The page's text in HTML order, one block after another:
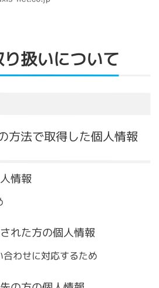
扱いについて
方法で取得した個人情報
情報
れた方の個人情報
わせに対応するため